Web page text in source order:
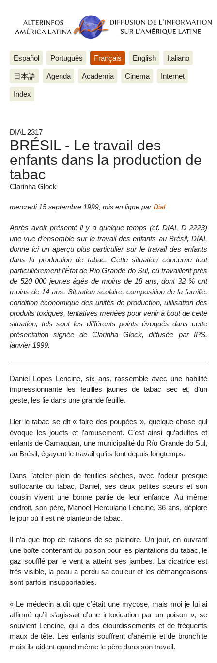
Español Português Français English Italiano
日本語 Agenda Academia Cinema Internet
Index
DIAL 2317
BRÉSIL - Le travail des
enfants dans la production de
tabac
Clarinha Glock
mercredi 15 septembre 1999 mis en ligne par Dial
Après avoir présenté il y a quelque temps (cf. DIAL D 2223)
une vue d’ensemble sur le travail des enfants au Brésil, DIAL
donne ici un aperçu plus particulier sur le travail des enfants
dans la production de tabac. Cette situation concerne tout
particulièrement l’État de Rio Grande do Sul, où travaillent près
de 520 000 jeunes âgés de moins de 18 ans, dont 32 % ont
moins de 14 ans. Situation scolaire, composition de la famille,
condition économique des unités de production, utilisation des
produits toxiques, tentatives menées pour venir à bout de cette
situation, tels sont les différents points évoqués dans cette
présentation signée de Clarinha Glock, diffusée par IPS,
janvier 1999.
Daniel Lopes Lencine, six ans, rassemble avec une habilité
impressionnante les feuilles jaunes de tabac sec et, d’un
geste, les lie dans une grande feuille.
Lier le tabac se dit « faire des poupées », quelque chose qui
évoque les jouets et l’amusement. C’est ainsi qu’adultes et
enfants de Camaquan, une municipalité du Río Grande do Sul,
au Brésil, égayent le travail qu’ils font depuis longtemps.
Dans l’atelier plein de feuilles sèches, avec l’odeur presque
suffocante du tabac, Daniel, ses deux petites sœurs et son
cousin vivent une bonne partie de leur enfance. Au même
endroit, son père, Manoel Herculano Lencine, 36 ans, déplore
le jour où il est né planteur de tabac.
Il n’a que trop de raisons de se plaindre. Un jour, en ouvrant
une boîte contenant du poison pour les plantations du tabac, le
gaz soufflé par le vent a atteint ses jambes. La cicatrice est
très visible, la peau a perdu sa couleur et les démangeaisons
sont parfois insupportables.
« Le médecin a dit que c’était une mycose, mais moi je lui ai
affirmé qu’il s’agissait d’une intoxication par un poison », se
souvient Lencine, qui a des étourdissements et de fréquents
maux de tête. Les enfants souffrent d’anémie et de bronchite
mais ils aident quand même le père dans son travail.